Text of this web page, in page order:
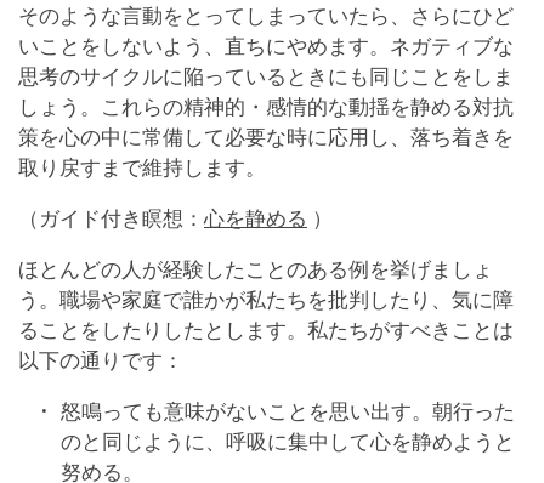
そのような言動をとってしまっていたら、さらにひど
いことをしないよう、直ちにやめます。ネガティブな
思考のサイクルに陥っているときにも同じことをしま
しょう。これらの精神的・感情的な動揺を静める対抗
策を心の中に常備して必要な時に応用し、落ち着きを
取り戻すまで維持します。
（ガイド付き瞑想： 心を静める ）
ほとんどの人が経験したことのある例を挙げましょ
う。職場や家庭で誰かが私たちを批判したり、気に障
ることをしたりしたとします。私たちがすべきことは
以下の通りです：
怒鳴っても意味がないことを思い出す。朝行った
のと同じように、呼吸に集中して心を静めようと
努める。